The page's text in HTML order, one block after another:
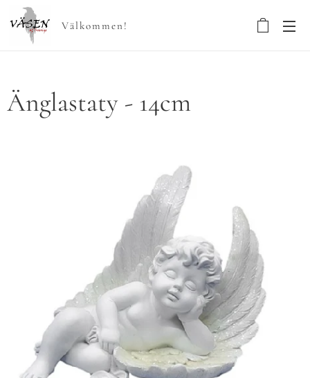
Välkommen!
Änglastaty - 14cm